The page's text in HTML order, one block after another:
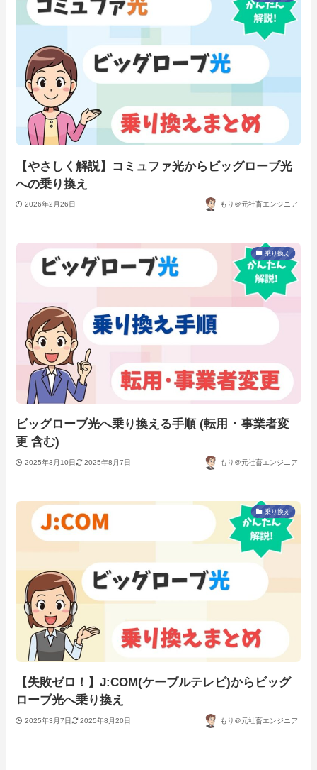
【やさしく解説】コミュファ光からビッグローブ光
への乗り換え
2026年2月26日 もり＠元社畜エンジニア
乗り換え
ビッグローブ光へ乗り換える手順 (転用 ･ 事業者変
更 含む)
2025年3月10日 2025年8月7日 もり＠元社畜エンジニア
乗り換え
【失敗ゼロ！】J:COM(ケーブルテレビ)からビッグ
ローブ光へ乗り換え
2025年3月7日 2025年8月20日 もり＠元社畜エンジニア